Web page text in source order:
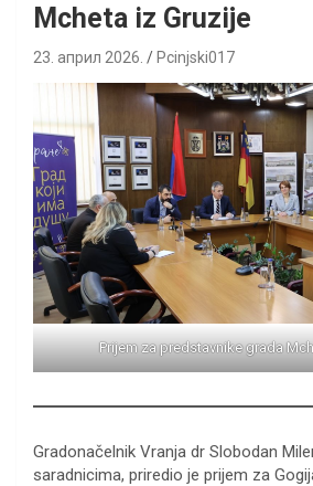
Mcheta iz Gruzije
23. април 2026. Pcinjski017
Prijem za predstavnike grada
Gradonačelnik Vranja dr Slobodan
saradnicima, priredio je prijem za